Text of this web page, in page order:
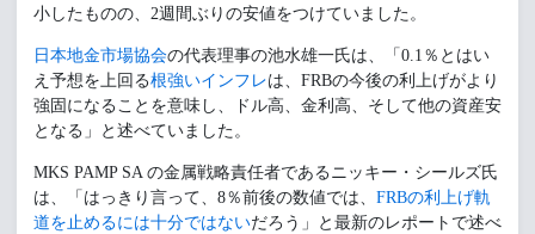
小したものの、2週間ぶりの安値をつけていました。
日本地金市場協会の代表理事の池水雄一氏は、「0.1％とはい
え予想を上回る根強いインフレは、FRBの今後の利上げがより
強固になることを意味し、ドル高、金利高、そして他の資産安
となる」と述べていました。
MKS PAMP SA の金属戦略責任者であるニッキー・シールズ氏
は、「はっきり言って、8％前後の数値では、 FRBの利上げ軌
道を止めるには十分ではないだろう」と最新のレポートで述べ